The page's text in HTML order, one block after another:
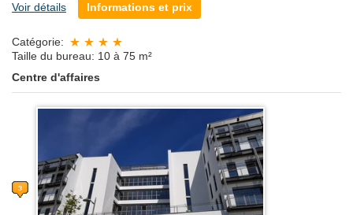
Voir détails Informations et prix
Catégorie:
Taille du bureau: 10 à 75 m²
Centre d'affaires